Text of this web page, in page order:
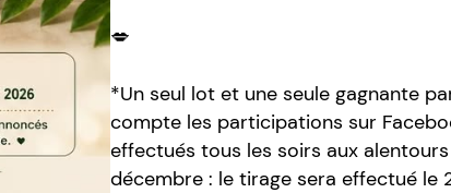
💋
*Un seul lot et une seule gagnante
compte les participations sur
effectués tous les soirs aux
décembre : le tirage sera effectué le